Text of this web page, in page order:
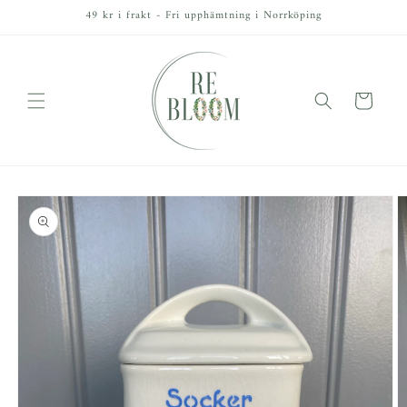
49 kr i frakt - Fri upphämtning i Norrköping
Varukorg
vidare till